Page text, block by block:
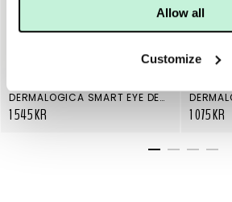
Allow all
Customize
DERMALOGICA SMART EYE DENSITY
1 545 KR 1 075 KR